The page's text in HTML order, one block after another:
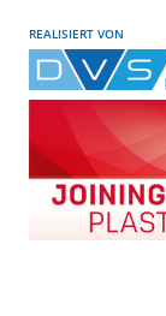
REALISIERT VON